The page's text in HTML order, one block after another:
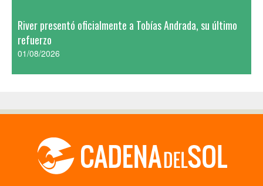
River presentó oficialmente a Tobías Andrada, su último
refuerzo
01/08/2026